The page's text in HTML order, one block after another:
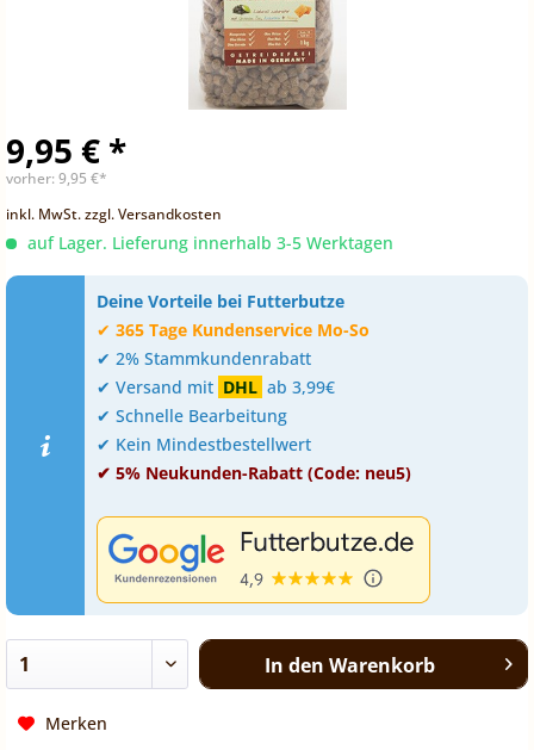
9,95 € *
vorher: 9,95 €*
inkl. MwSt.zzgl. Versandkosten
auf Lager. Lieferung innerhalb 3-5 Werktagen
Deine Vorteile bei Futterbutze
✔ 365 Tage Kundenservice Mo-So
✔ 2% Stammkundenrabatt
✔ Versand mit DHL ab 3,99€
✔ Schnelle Bearbeitung
✔ Kein Mindestbestellwert
✔ 5% Neukunden-Rabatt (Code: neu5)
In den Warenkorb
Merken